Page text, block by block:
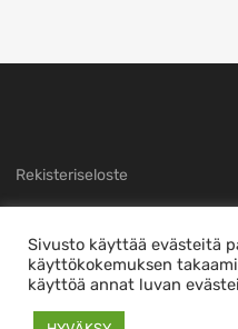
Rekisteriseloste
Copyright ©2026
Sivusto käyttää evästeitä
käyttökokemuksen
käyttöä annat luvan
This is a demo store for testing